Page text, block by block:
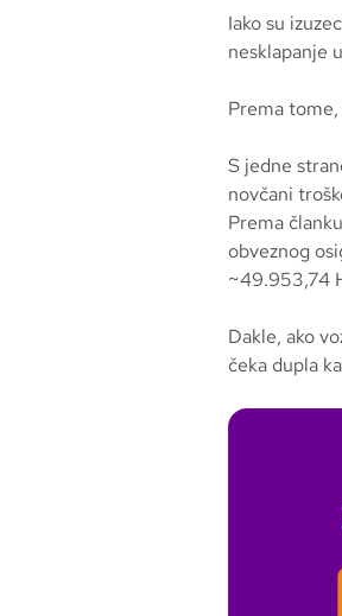
Iako su
nesklapanje
Prema
S jedne
novčani
Prema
obveznog
~49.953,74
Dakle, ako
čeka dupla